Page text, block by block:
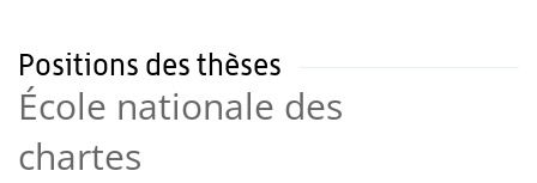
Positions des thèses
École nationale des
chartes